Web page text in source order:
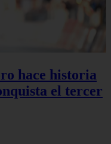
hace historia
el tercer